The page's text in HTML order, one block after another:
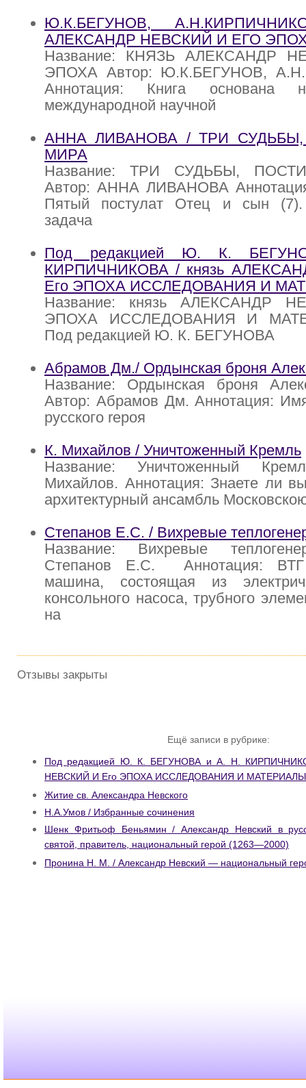
Ю.К.БЕГУНОВ,
АЛЕКСАНДР НЕВСКИЙ И ЕГО
Название: КНЯЗЬ АЛЕКСАНДР
ЭПОХА Автор: Ю.К.БЕГУНОВ,
Аннотация: Книга основана
международной научной
АННА ЛИВАНОВА / ТРИ
МИРА
Название: ТРИ СУДЬБЫ,
Автор: АННА ЛИВАНОВА
Пятый постулат Отец и сын (7).
задача
Под редакцией Ю. К.
КИРПИЧНИКОВА / князь
Его ЭПОХА ИССЛЕДОВАНИЯ И
Название: князь АЛЕКСАНДР
ЭПОХА ИССЛЕДОВАНИЯ И
Под редакцией Ю. К. БЕГУНОВА
Абрамов Дм./ Ордынская броня
Название: Ордынская броня
Автор: Абрамов Дм. Аннотация:
русского rероя
К. Михайлов / Уничтоженный Кремль
Название: Уничтоженный
Михайлов. Аннотация: Знаете ли
архитектурный ансамбль
Степанов Е.С. / Вихревые
Название: Вихревые
Степанов Е.С. Аннотация: ВТГ
машина, состоящая из
консольного насоса, трубного
на
Отзывы закрыты
Ещё записи в рубрике:
Под редакцией Ю. К. БЕГУНОВА и А. Н.
НЕВСКИЙ И Его ЭПОХА ИССЛЕДОВАНИЯ И МАТЕРИАЛЫ
Житие св. Александра Невского
Н.А.Умов / Избранные сочинения
Шенк Фритьоф Беньямин / Александр Невский в
святой, правитель, национальный герой (1263—2000)
Пронина Н. М. / Александр Невский — национальный